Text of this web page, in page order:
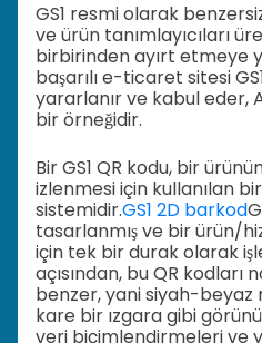
GS1 resmi olarak
ve ürün tanımlayıcıları
birbirinden ayırt etmeye
başarılı e-ticaret sitesi
yararlanır ve kabul eder,
bir örneğidir.
Bir GS1 QR kodu, bir
izlenmesi için kullanılan
sistemidir.GS1 2D barkod
tasarlanmış ve bir ürün/
için tek bir durak olarak
açısından, bu QR
benzer, yani siyah-beyaz
kare bir ızgara gibi
veri biçimlendirmeleri ve